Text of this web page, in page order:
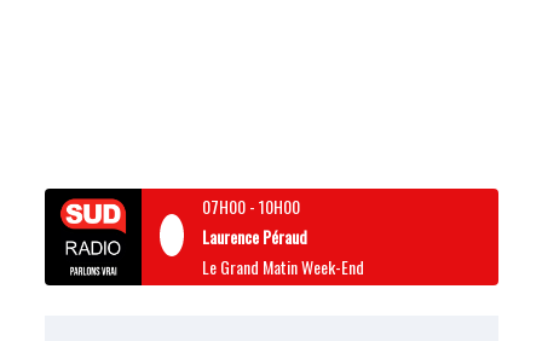
07H00-10H00
Laurence Péraud
Le Grand Matin Week-End